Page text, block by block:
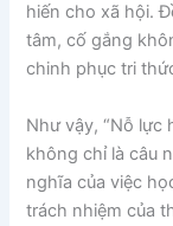
hiến cho xã hội.
tâm, cố gắng
chinh phục tri
Như vậy, “Nỗ lực
không chỉ là câu
nghĩa của việc
trách nhiệm của